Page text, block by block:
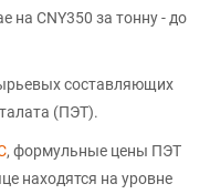
на CNY350 за тонну - до
составляющих
(ПЭТ).
, формульные цены ПЭТ
находятся на уровне